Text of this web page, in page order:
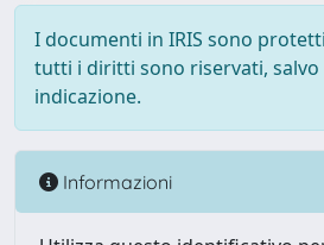
I documenti in IRIS sono
tutti i diritti sono riservati, salvo
indicazione.
Informazioni